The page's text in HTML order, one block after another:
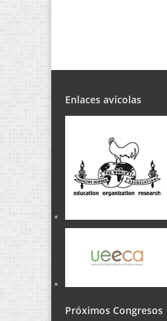
Enlaces avícolas
Próximos Congresos